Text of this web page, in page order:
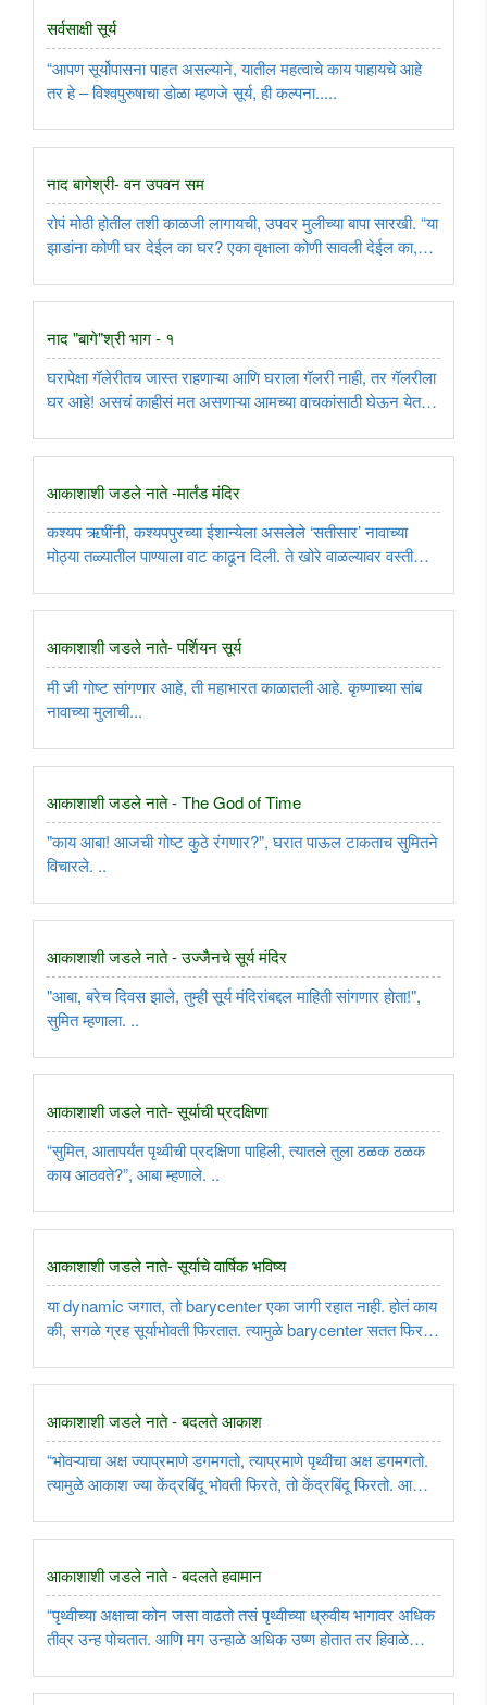
सर्वसाक्षी सूर्य
“आपण सूर्योपासना पाहत असल्याने, यातील महत्वाचे काय पाहायचे आहे
तर हे – विश्वपुरुषाचा डोळा म्हणजे सूर्य, ही कल्पना.....
नाद बागेश्री- वन उपवन सम
रोपं मोठी होतील तशी काळजी लागायची, उपवर मुलीच्या बापा सारखी. “या
झाडांना कोणी घर देईल का घर? एका वृक्षाला कोणी सावली देईल का,
नाद "बागे"श्री भाग - १
घरापेक्षा गॅलेरीतच जास्त राहणाऱ्या आणि घराला गॅलरी नाही, तर गॅलरीला
घर आहे! असचं काहीसं मत असणाऱ्या आमच्या वाचकांसाठी घेऊन येत
आकाशाशी जडले नाते -मार्तंड मंदिर
कश्यप ऋषींनी, कश्यपपुरच्या ईशान्येला असलेले ‘सतीसार’ नावाच्या
मोठ्या तळ्यातील पाण्याला वाट काढून दिली. ते खोरे वाळल्यावर वस्तीसाठी
आकाशाशी जडले नाते- पर्शियन सूर्य
मी जी गोष्ट सांगणार आहे, ती महाभारत काळातली आहे. कृष्णाच्या सांब
नावाच्या मुलाची...
आकाशाशी जडले नाते - The God of Time
"काय आबा! आजची गोष्ट कुठे रंगणार?", घरात पाऊल टाकताच सुमितने
विचारले. ..
आकाशाशी जडले नाते - उज्जैनचे सूर्य मंदिर
"आबा, बरेच दिवस झाले, तुम्ही सूर्य मंदिरांबद्दल माहिती सांगणार होता!",
सुमित म्हणाला. ..
आकाशाशी जडले नाते- सूर्याची प्रदक्षिणा
“सुमित, आतापर्यंत पृथ्वीची प्रदक्षिणा पाहिली, त्यातले तुला ठळक ठळक
काय आठवते?”, आबा म्हणाले. ..
आकाशाशी जडले नाते- सूर्याचे वार्षिक भविष्य
या dynamic जगात, तो barycenter एका जागी रहात नाही. होतं काय
की, सगळे ग्रह सूर्याभोवती फिरतात. त्यामुळे barycenter सतत फिरत
आकाशाशी जडले नाते - बदलते आकाश
“भोवऱ्याचा अक्ष ज्याप्रमाणे डगमगतो, त्याप्रमाणे पृथ्वीचा अक्ष डगमगतो.
त्यामुळे आकाश ज्या केंद्रबिंदू भोवती फिरते, तो केंद्रबिंदू फिरतो. आणि
आकाशाशी जडले नाते - बदलते हवामान
“पृथ्वीच्या अक्षाचा कोन जसा वाढतो तसं पृथ्वीच्या ध्रुवीय भागावर अधिक
तीव्र उन्ह पोचतात. आणि मग उन्हाळे अधिक उष्ण होतात तर हिवाळे